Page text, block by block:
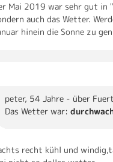
Mai 2019 war sehr gut in
auch das Wetter.
hinein die Sonne zu
peter, 54 Jahre - über
Das Wetter war:
recht kühl und